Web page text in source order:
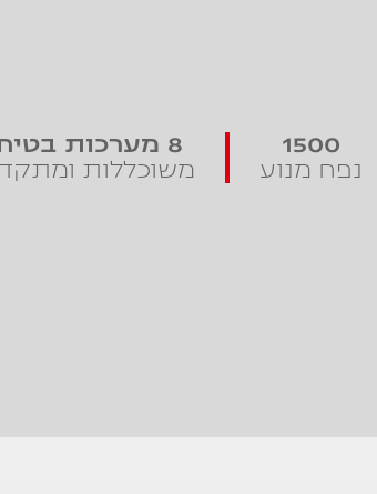
1500
נפח מנוע
8 מערכות בטיחות
משוכללות